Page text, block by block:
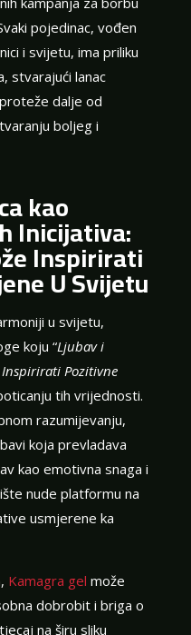
pojedinac, vođen
i svijetu, ima priliku
stvarajući lanac
dalje od
boljeg i
kao
Inicijativa:
Inspirirati
U Svijetu
u svijetu,
koju “Ljubav i
Pozitivne
tih vrijednosti.
razumijevanju,
koja prevladava
kao emotivna snaga i
nude platformu na
usmjerene ka
Kamagra gel može
dobrobit i briga o
na širu sliku